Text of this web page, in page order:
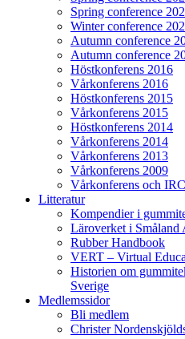
Spring conference
Winter conference
Autumn conference
Autumn conference
Höstkonferens 2016
Vårkonferens 2016
Höstkonferens 2015
Vårkonferens 2015
Höstkonferens 2014
Vårkonferens 2014
Vårkonferens 2013
Vårkonferens 2009
Vårkonferens och
Litteratur
Kompendier i
Läroverket i Småland
Rubber Handbook
VERT – Virtual
Historien om
Sverige
Medlemssidor
Bli medlem
Christer